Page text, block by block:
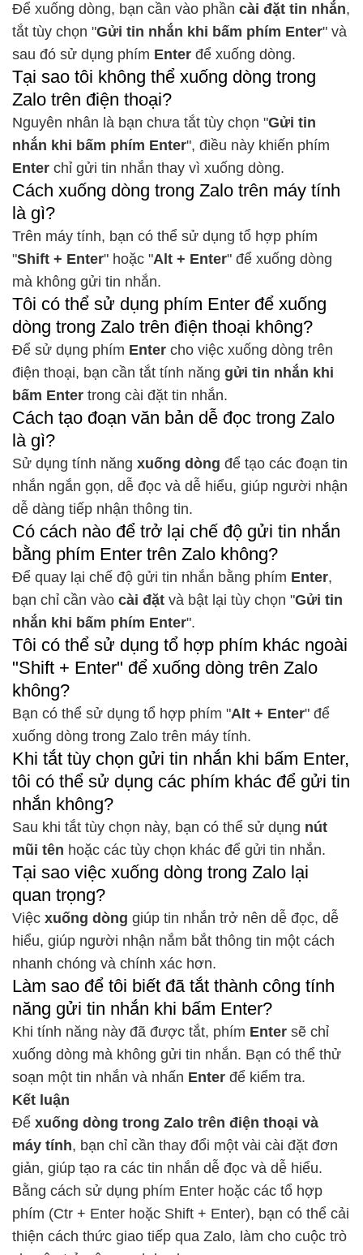
Để xuống dòng, bạn cần vào phần cài đặt tin nhắn,
tắt tùy chọn "Gửi tin nhắn khi bấm phím Enter" và
sau đó sử dụng phím Enter để xuống dòng.
Tại sao tôi không thể xuống dòng trong
Zalo trên điện thoại?
Nguyên nhân là bạn chưa tắt tùy chọn "Gửi tin
nhắn khi bấm phím Enter", điều này khiến phím
Enter chỉ gửi tin nhắn thay vì xuống dòng.
Cách xuống dòng trong Zalo trên máy tính
là gì?
Trên máy tính, bạn có thể sử dụng tổ hợp phím
"Shift + Enter" hoặc "Alt + Enter" để xuống dòng
mà không gửi tin nhắn.
Tôi có thể sử dụng phím Enter để xuống
dòng trong Zalo trên điện thoại không?
Để sử dụng phím Enter cho việc xuống dòng trên
điện thoại, bạn cần tắt tính năng gửi tin nhắn khi
bấm Enter trong cài đặt tin nhắn.
Cách tạo đoạn văn bản dễ đọc trong Zalo
là gì?
Sử dụng tính năng xuống dòng để tạo các đoạn tin
nhắn ngắn gọn, dễ đọc và dễ hiểu, giúp người nhận
dễ dàng tiếp nhận thông tin.
Có cách nào để trở lại chế độ gửi tin nhắn
bằng phím Enter trên Zalo không?
Để quay lại chế độ gửi tin nhắn bằng phím Enter,
bạn chỉ cần vào cài đặt và bật lại tùy chọn "Gửi tin
nhắn khi bấm phím Enter".
Tôi có thể sử dụng tổ hợp phím khác ngoài
"Shift + Enter" để xuống dòng trên Zalo
không?
Bạn có thể sử dụng tổ hợp phím "Alt + Enter" để
xuống dòng trong Zalo trên máy tính.
Khi tắt tùy chọn gửi tin nhắn khi bấm Enter,
tôi có thể sử dụng các phím khác để gửi tin
nhắn không?
Sau khi tắt tùy chọn này, bạn có thể sử dụng nút
mũi tên hoặc các tùy chọn khác để gửi tin nhắn.
Tại sao việc xuống dòng trong Zalo lại
quan trọng?
Việc xuống dòng giúp tin nhắn trở nên dễ đọc, dễ
hiểu, giúp người nhận nắm bắt thông tin một cách
nhanh chóng và chính xác hơn.
Làm sao để tôi biết đã tắt thành công tính
năng gửi tin nhắn khi bấm Enter?
Khi tính năng này đã được tắt, phím Enter sẽ chỉ
xuống dòng mà không gửi tin nhắn. Bạn có thể thử
soạn một tin nhắn và nhấn Enter để kiểm tra.
Kết luận
Để xuống dòng trong Zalo trên điện thoại và
máy tính, bạn chỉ cần thay đổi một vài cài đặt đơn
giản, giúp tạo ra các tin nhắn dễ đọc và dễ hiểu.
Bằng cách sử dụng phím Enter hoặc các tổ hợp
phím (Ctr + Enter hoặc Shift + Enter), bạn có thể cải
thiện cách thức giao tiếp qua Zalo, làm cho cuộc trò